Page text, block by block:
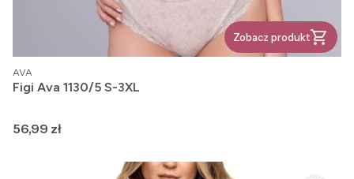
Zobacz produkt
PRODUCENT
AVA
Figi Ava 1130/5 S-3XL
Cena
56,99 zł